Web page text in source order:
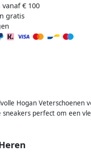
€ 100
gratis
Hogan
perfect om een